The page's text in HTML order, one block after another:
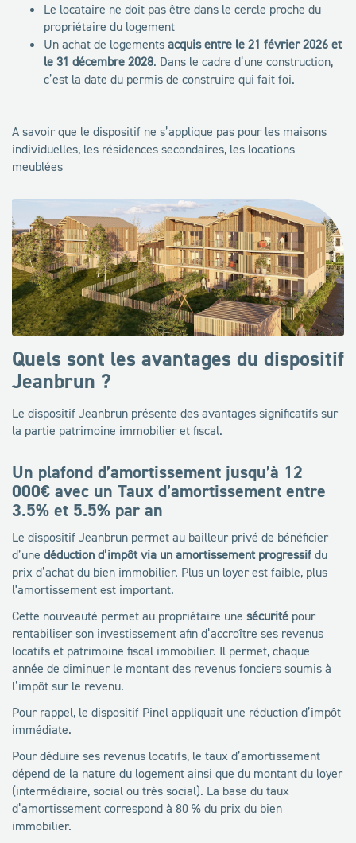
Le locataire ne doit pas être dans le cercle proche du
propriétaire du logement
Un achat de logements acquis entre le 21 février 2026 et
le 31 décembre 2028. Dans le cadre d’une construction,
c’est la date du permis de construire qui fait foi.
A savoir que le dispositif ne s’applique pas pour les maisons
individuelles, les résidences secondaires, les locations
meublées
Quels sont les avantages du dispositif
Jeanbrun ?
Le dispositif Jeanbrun présente des avantages significatifs sur
la partie patrimoine immobilier et fiscal.
Un plafond d’amortissement jusqu’à 12
000€ avec un Taux d’amortissement entre
3.5% et 5.5% par an
Le dispositif Jeanbrun permet au bailleur privé de bénéficier
d’une déduction d’impôt via un amortissement progressif du
prix d’achat du bien immobilier. Plus un loyer est faible, plus
l'amortissement est important.
Cette nouveauté permet au propriétaire une sécurité pour
rentabiliser son investissement afin d’accroître ses revenus
locatifs et patrimoine fiscal immobilier. Il permet, chaque
année de diminuer le montant des revenus fonciers soumis à
l’impôt sur le revenu.
Pour rappel, le dispositif Pinel appliquait une réduction d’impôt
immédiate.
Pour déduire ses revenus locatifs, le taux d’amortissement
dépend de la nature du logement ainsi que du montant du loyer
(intermédiaire, social ou très social). La base du taux
d’amortissement correspond à 80 % du prix du bien
immobilier.